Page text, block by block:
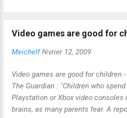
Video games are good for
Meichelf février 12, 2009
Video games are good for children
The Guardian : "Children who
Playstation or Xbox video
brains, as many parents fear. A